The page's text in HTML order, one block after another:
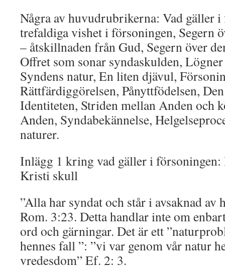
Några av huvudrubrikerna: Vad gäller
trefaldiga vishet i försoningen, Segern
– åtskillnaden från Gud, Segern över
Offret som sonar syndaskulden,
Syndens natur, En liten djävul,
Rättfärdiggörelsen, Pånyttfödelsen,
Identiteten, Striden mellan Anden och
Anden, Syndabekännelse,
naturer.
Inlägg 1 kring vad gäller i försoningen:
Kristi skull
”Alla har syndat och står i avsaknad av
Rom. 3:23. Detta handlar inte om
ord och gärningar. Det är ett
hennes fall ”: ”vi var genom vår natur
vredesdom” Ef. 2: 3.